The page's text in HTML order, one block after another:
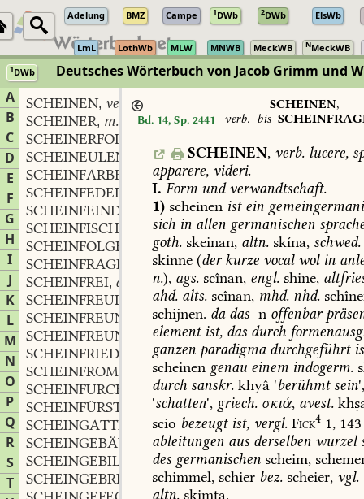
Adelung BMZ Campe 1DWb 2DWb ElsWb
LmL LothWb MLW MNWB MeckWB NMeckWB
1DWb Deutsches Wörterbuch von Jacob Grimm und
A
B
C
D
E
F
G
H
I
J
K
L
M
N
O
P
Q
R
S
T
SCHEINEN, verb.
SCHEINER, m.
SCHEINERFOLG
SCHEINEULENRAUPE,f.
SCHEINFARBE
SCHEINFEDER
SCHEINFEIND
SCHEINFISCH
SCHEINFOLGE
SCHEINFRAGE
SCHEINFREI, adj.
SCHEINFREUDE
SCHEINFREUND
m.
SCHEINFREUNDSCHAFT,f.
SCHEINFRIEDE
SCHEINFROMM
adj.
SCHEINFURCHT
SCHEINFÜRST
SCHEINGATTIN
SCHEINGEBÄUDE
,n.
SCHEINGEBILDE
n.
SCHEINGEBRECHEN,n.
Bd. 14, Sp. 2441
SCHEINEN,
verb. bis
SCHEINEN, verb. lucere,
apparere, videri.
I. Form undverwandtschaft.
1) scheinen istein
sich in allen germanischen
goth. skeinan, altn. skína, schwed.
skinne (derkurze vocalwolin
n.), ags. scînan, engl. shine,
ahd. alts. scînan, mhd. nhd.
schijnen. dadas -n offenbar
elementist, das durch
ganzen paradigmadurchgeführt
scheinen genau einem indogerm.
durch sanskr. khyâ 'berühmtsein
'schatten', griech. σκιά, avest.
scio bezeugtist, vergl. Fick4 1, 143
ableitungen aus derselben wurzel
des germanischen scheim,
schimmel, schier bez. scheier, vgl.
altn. skimta.